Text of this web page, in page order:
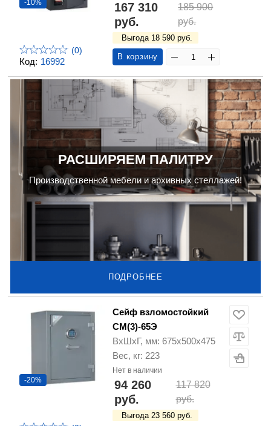
Код: 16992
-10%
(0)
167 310
руб.
185 900
руб.
Выгода 18 590 руб.
В корзину
РАСШИРЯЕМ ПАЛИТРУ
Производственной мебели и архивных стеллажей!
ПОДРОБНЕЕ
-20%
Сейф взломостойкий
СМ(3)-65Э
ВхШхГ, мм: 675х500х475
Вес, кг: 223
Нет в наличии
94 260
руб.
117 820
руб.
Выгода 23 560 руб.